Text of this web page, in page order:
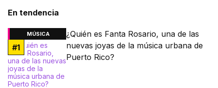
En tendencia
MÚSICA
#1
¿Quién es Fanta Rosario, una de las
nuevas joyas de la música urbana de
Puerto Rico?